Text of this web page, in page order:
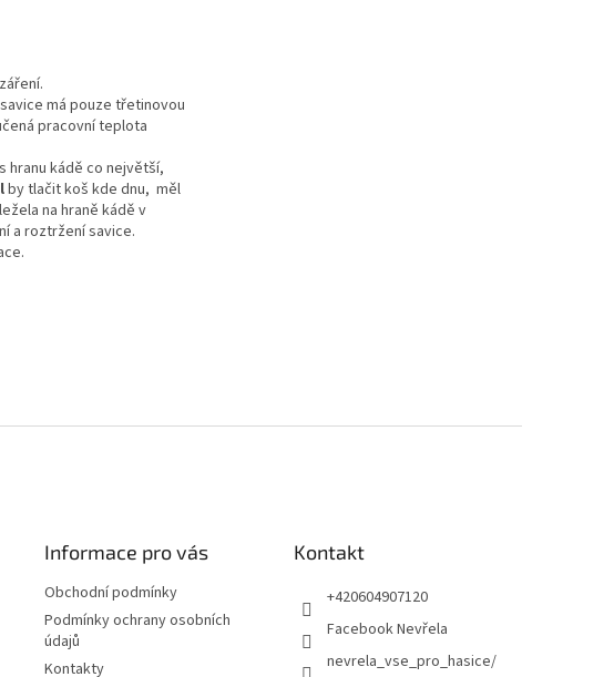
má pouze třetinovou
pracovní teplota
hranu kádě co největší,
by tlačit koš kde dnu, měl
na hraně kádě v
a roztržení savice.
Informace pro vás
Obchodní podmínky
Podmínky ochrany osobních
údajů
Kontakty
Kontakt
+420604907120
Facebook Nevřela
nevrela_vse_pro_hasice/